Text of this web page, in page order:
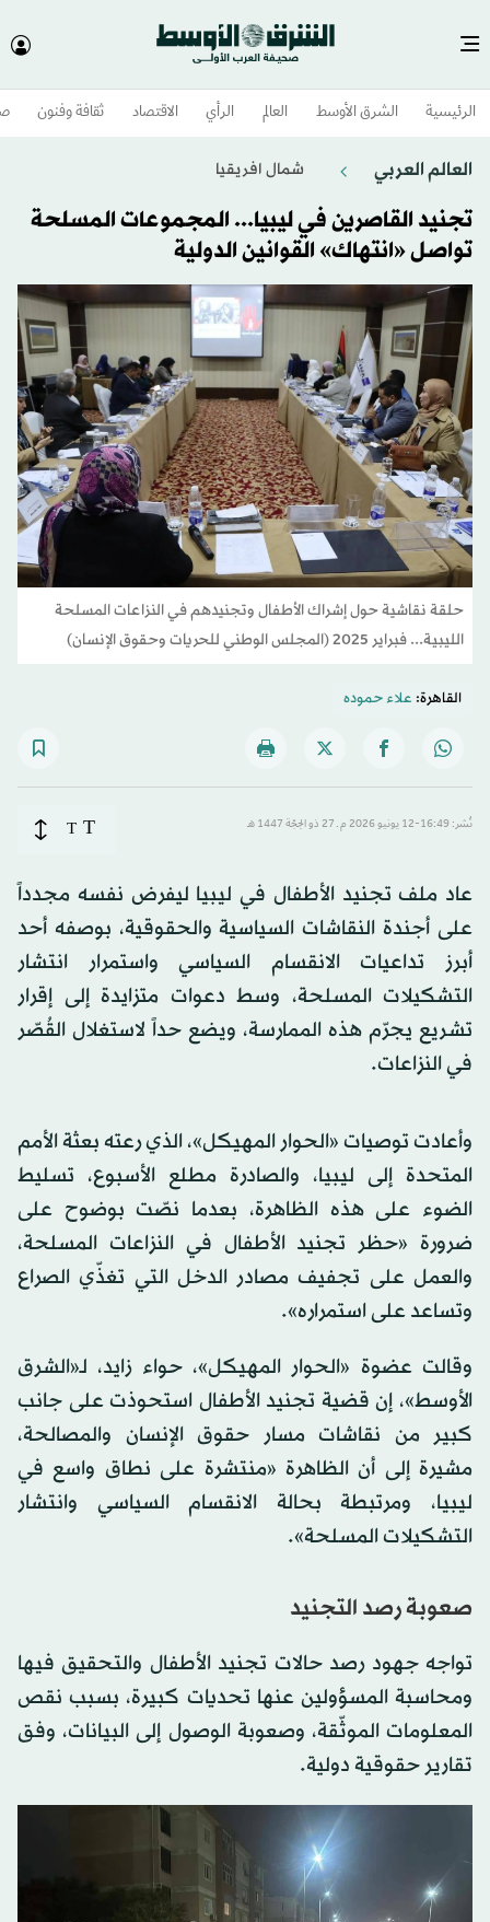
الرئيسية الشرق الأوسط​ العالم الرأي الاقتصاد ثقافة وفنون
العالم العربي شمال افريقيا
تجنيد القاصرين في ليبيا... المجموعات المسلحة
تواصل «انتهاك» القوانين الدولية
حلقة نقاشية حول إشراك الأطفال وتجنيدهم في النزاعات المسلحة
الليبية... فبراير 2025 (المجلس الوطني للحريات وحقوق الإنسان)
القاهرة: علاء حموده
نُشر: 16:49-12 يونيو 2026 م ـ 27 ذو الحِجّة 1447 هـ T
T
عاد ملف تجنيد الأطفال في ليبيا ليفرض نفسه مجدداً
على أجندة النقاشات السياسية والحقوقية، بوصفه أحد
أبرز تداعيات الانقسام السياسي واستمرار انتشار
التشكيلات المسلحة، وسط دعوات متزايدة إلى إقرار
تشريع يجرّم هذه الممارسة، ويضع حداً لاستغلال القُصّر
في النزاعات.
وأعادت توصيات «الحوار المهيكل»، الذي رعته بعثة الأمم
المتحدة إلى ليبيا، والصادرة مطلع الأسبوع، تسليط
الضوء على هذه الظاهرة، بعدما نصّت بوضوح على
ضرورة «حظر تجنيد الأطفال في النزاعات المسلحة،
والعمل على تجفيف مصادر الدخل التي تغذّي الصراع
وتساعد على استمراره».
وقالت عضوة «الحوار المهيكل»، حواء زايد، لـ«الشرق
الأوسط»، إن قضية تجنيد الأطفال استحوذت على جانب
كبير من نقاشات مسار حقوق الإنسان والمصالحة،
مشيرة إلى أن الظاهرة «منتشرة على نطاق واسع في
ليبيا، ومرتبطة بحالة الانقسام السياسي وانتشار
التشكيلات المسلحة».
صعوبة رصد التجنيد
تواجه جهود رصد حالات تجنيد الأطفال والتحقيق فيها
ومحاسبة المسؤولين عنها تحديات كبيرة، بسبب نقص
المعلومات الموثّقة، وصعوبة الوصول إلى البيانات، وفق
تقارير حقوقية دولية.